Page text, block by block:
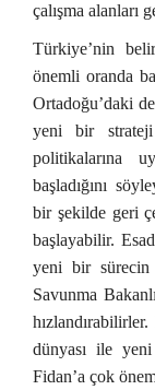
çalışma alanları
Türkiye’nin
önemli oranda
Ortadoğu’daki
yeni bir
politikalarına
başladığını
bir şekilde geri
başlayabilir.
yeni bir sürecin
Savunma
dünyası ile
Fidan’a çok